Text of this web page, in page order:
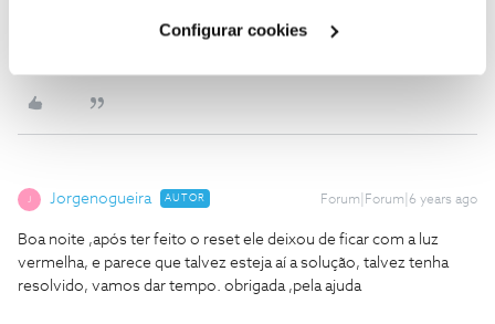
Configurar cookies
Ajude a comunidade a encontrar informação relevante. Marque
Jorgenogueira AUTOR Forum|Forum|6 years ago
Boa noite ,após ter feito o reset ele deixou de ficar com a luz
vermelha, e parece que talvez esteja aí a solução, talvez tenha
resolvido, vamos dar tempo. obrigada ,pela ajuda